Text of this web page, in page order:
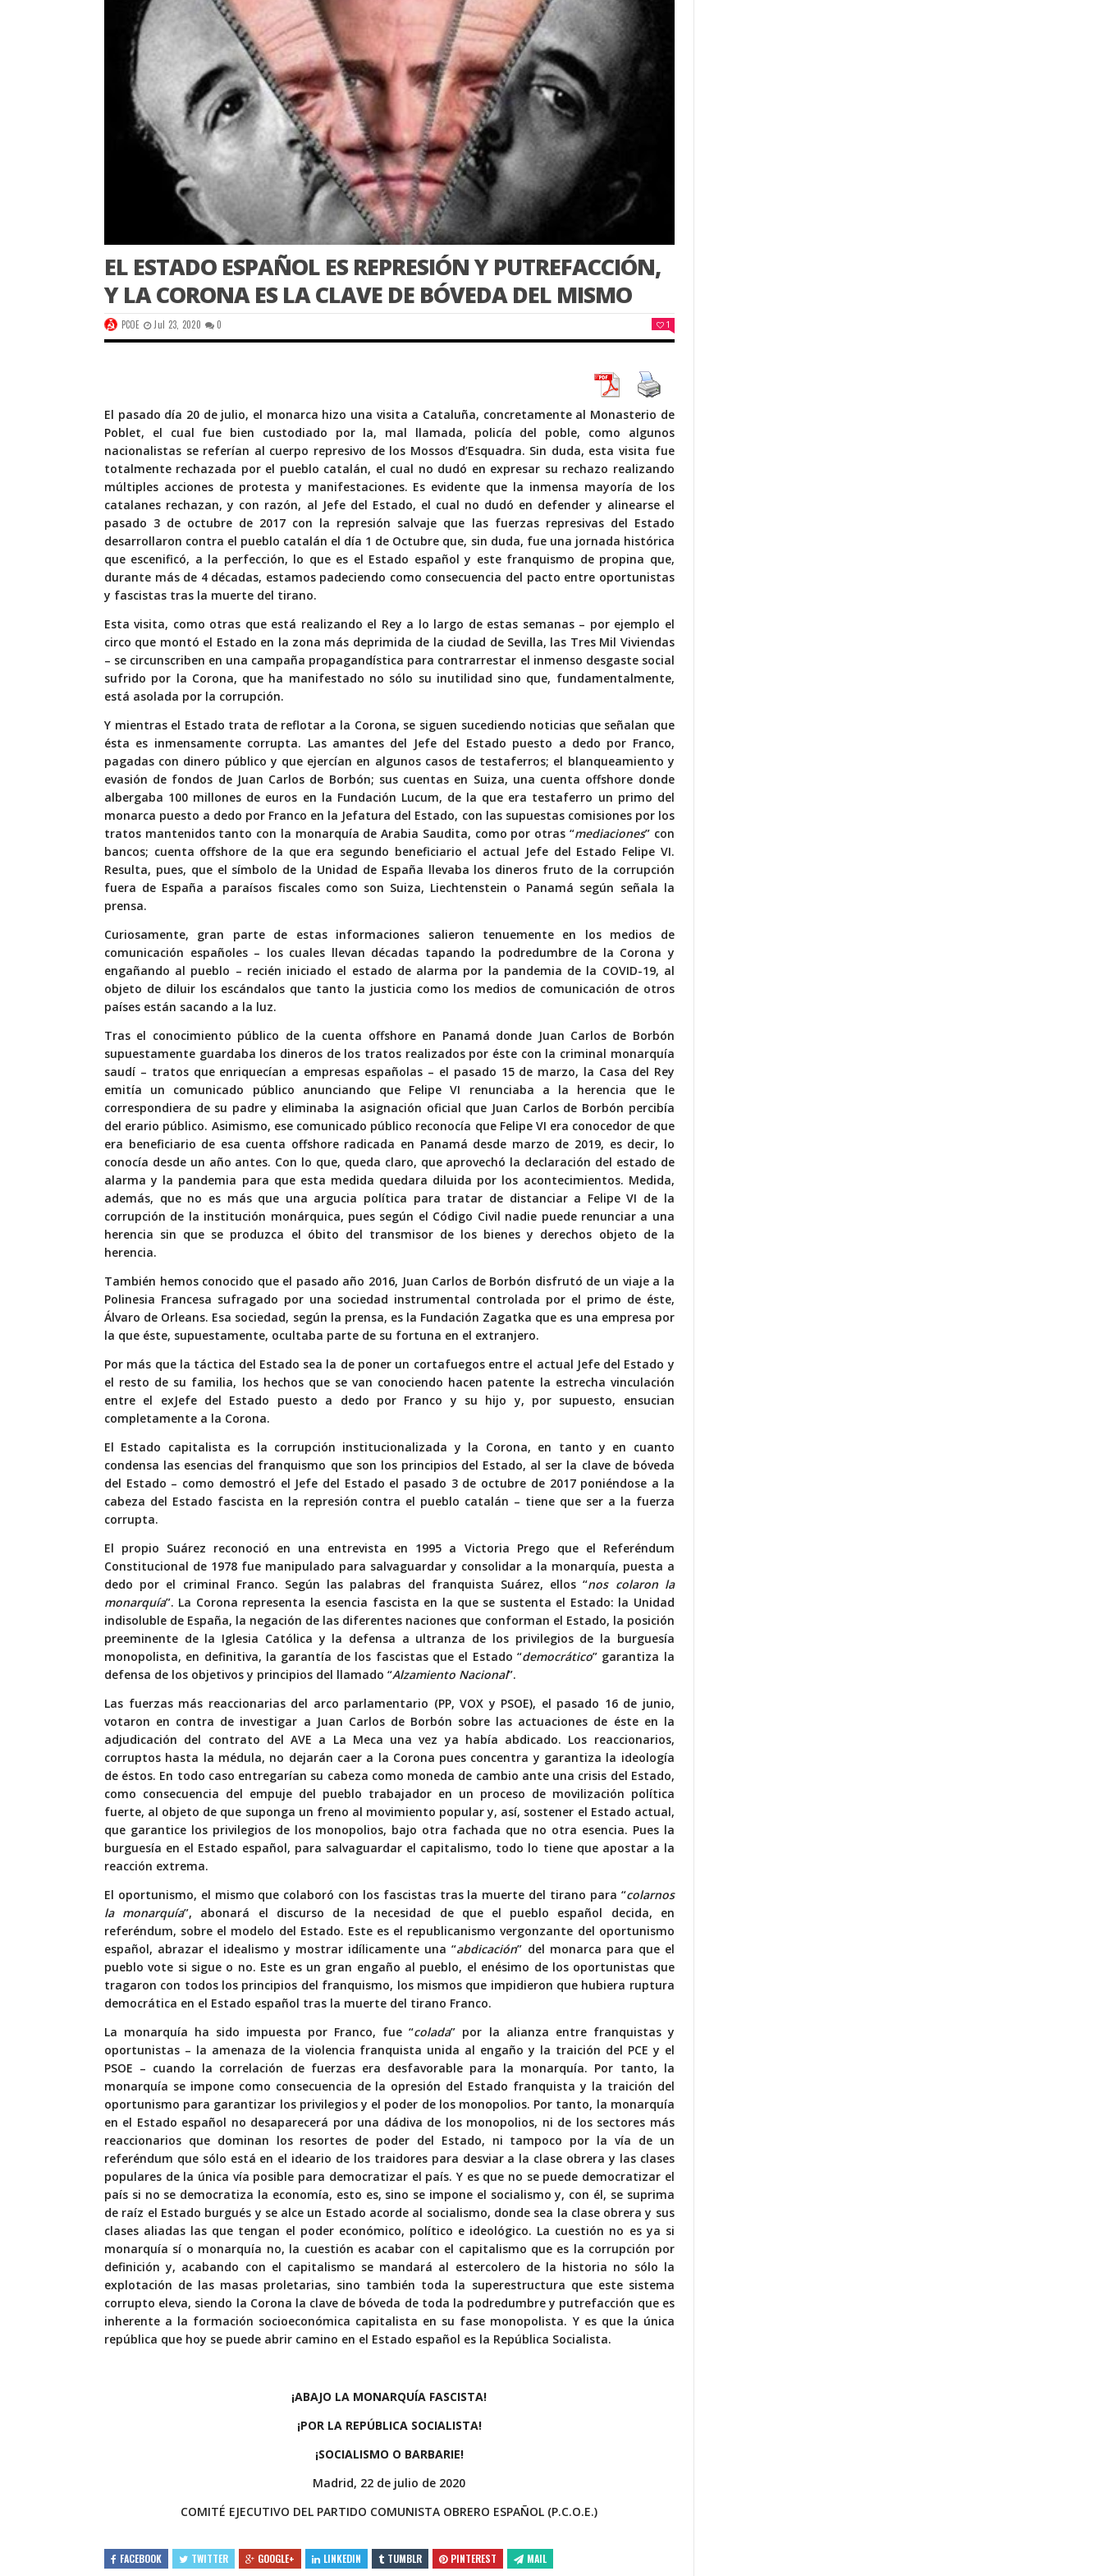
EL ESTADO ESPAÑOL ES REPRESIÓN Y PUTREFACCIÓN,
Y LA CORONA ES LA CLAVE DE BÓVEDA DEL MISMO
PCOE Jul 23, 2020 0 1
El pasado día 20 de julio, el monarca hizo una visita a Cataluña, concretamente al Monasterio de
Poblet, el cual fue bien custodiado por la, mal llamada, policía del poble, como algunos
nacionalistas se referían al cuerpo represivo de los Mossos d’Esquadra. Sin duda, esta visita fue
totalmente rechazada por el pueblo catalán, el cual no dudó en expresar su rechazo realizando
múltiples acciones de protesta y manifestaciones. Es evidente que la inmensa mayoría de los
catalanes rechazan, y con razón, al Jefe del Estado, el cual no dudó en defender y alinearse el
pasado 3 de octubre de 2017 con la represión salvaje que las fuerzas represivas del Estado
desarrollaron contra el pueblo catalán el día 1 de Octubre que, sin duda, fue una jornada histórica
que escenificó, a la perfección, lo que es el Estado español y este franquismo de propina que,
durante más de 4 décadas, estamos padeciendo como consecuencia del pacto entre oportunistas
y fascistas tras la muerte del tirano.
Esta visita, como otras que está realizando el Rey a lo largo de estas semanas – por ejemplo el
circo que montó el Estado en la zona más deprimida de la ciudad de Sevilla, las Tres Mil Viviendas
– se circunscriben en una campaña propagandística para contrarrestar el inmenso desgaste social
sufrido por la Corona, que ha manifestado no sólo su inutilidad sino que, fundamentalmente,
está asolada por la corrupción.
Y mientras el Estado trata de reflotar a la Corona, se siguen sucediendo noticias que señalan que
ésta es inmensamente corrupta. Las amantes del Jefe del Estado puesto a dedo por Franco,
pagadas con dinero público y que ejercían en algunos casos de testaferros; el blanqueamiento y
evasión de fondos de Juan Carlos de Borbón; sus cuentas en Suiza, una cuenta offshore donde
albergaba 100 millones de euros en la Fundación Lucum, de la que era testaferro un primo del
monarca puesto a dedo por Franco en la Jefatura del Estado, con las supuestas comisiones por los
tratos mantenidos tanto con la monarquía de Arabia Saudita, como por otras “mediaciones” con
bancos; cuenta offshore de la que era segundo beneficiario el actual Jefe del Estado Felipe VI.
Resulta, pues, que el símbolo de la Unidad de España llevaba los dineros fruto de la corrupción
fuera de España a paraísos fiscales como son Suiza, Liechtenstein o Panamá según señala la
prensa.
Curiosamente, gran parte de estas informaciones salieron tenuemente en los medios de
comunicación españoles – los cuales llevan décadas tapando la podredumbre de la Corona y
engañando al pueblo – recién iniciado el estado de alarma por la pandemia de la COVID-19, al
objeto de diluir los escándalos que tanto la justicia como los medios de comunicación de otros
países están sacando a la luz.
Tras el conocimiento público de la cuenta offshore en Panamá donde Juan Carlos de Borbón
supuestamente guardaba los dineros de los tratos realizados por éste con la criminal monarquía
saudí – tratos que enriquecían a empresas españolas – el pasado 15 de marzo, la Casa del Rey
emitía un comunicado público anunciando que Felipe VI renunciaba a la herencia que le
correspondiera de su padre y eliminaba la asignación oficial que Juan Carlos de Borbón percibía
del erario público. Asimismo, ese comunicado público reconocía que Felipe VI era conocedor de que
era beneficiario de esa cuenta offshore radicada en Panamá desde marzo de 2019, es decir, lo
conocía desde un año antes. Con lo que, queda claro, que aprovechó la declaración del estado de
alarma y la pandemia para que esta medida quedara diluida por los acontecimientos. Medida,
además, que no es más que una argucia política para tratar de distanciar a Felipe VI de la
corrupción de la institución monárquica, pues según el Código Civil nadie puede renunciar a una
herencia sin que se produzca el óbito del transmisor de los bienes y derechos objeto de la
herencia.
También hemos conocido que el pasado año 2016, Juan Carlos de Borbón disfrutó de un viaje a la
Polinesia Francesa sufragado por una sociedad instrumental controlada por el primo de éste,
Álvaro de Orleans. Esa sociedad, según la prensa, es la Fundación Zagatka que es una empresa por
la que éste, supuestamente, ocultaba parte de su fortuna en el extranjero.
Por más que la táctica del Estado sea la de poner un cortafuegos entre el actual Jefe del Estado y
el resto de su familia, los hechos que se van conociendo hacen patente la estrecha vinculación
entre el exJefe del Estado puesto a dedo por Franco y su hijo y, por supuesto, ensucian
completamente a la Corona.
El Estado capitalista es la corrupción institucionalizada y la Corona, en tanto y en cuanto
condensa las esencias del franquismo que son los principios del Estado, al ser la clave de bóveda
del Estado – como demostró el Jefe del Estado el pasado 3 de octubre de 2017 poniéndose a la
cabeza del Estado fascista en la represión contra el pueblo catalán – tiene que ser a la fuerza
corrupta.
El propio Suárez reconoció en una entrevista en 1995 a Victoria Prego que el Referéndum
Constitucional de 1978 fue manipulado para salvaguardar y consolidar a la monarquía, puesta a
dedo por el criminal Franco. Según las palabras del franquista Suárez, ellos “nos colaron la
monarquía”. La Corona representa la esencia fascista en la que se sustenta el Estado: la Unidad
indisoluble de España, la negación de las diferentes naciones que conforman el Estado, la posición
preeminente de la Iglesia Católica y la defensa a ultranza de los privilegios de la burguesía
monopolista, en definitiva, la garantía de los fascistas que el Estado “democrático” garantiza la
defensa de los objetivos y principios del llamado “Alzamiento Nacional”.
Las fuerzas más reaccionarias del arco parlamentario (PP, VOX y PSOE), el pasado 16 de junio,
votaron en contra de investigar a Juan Carlos de Borbón sobre las actuaciones de éste en la
adjudicación del contrato del AVE a La Meca una vez ya había abdicado. Los reaccionarios,
corruptos hasta la médula, no dejarán caer a la Corona pues concentra y garantiza la ideología
de éstos. En todo caso entregarían su cabeza como moneda de cambio ante una crisis del Estado,
como consecuencia del empuje del pueblo trabajador en un proceso de movilización política
fuerte, al objeto de que suponga un freno al movimiento popular y, así, sostener el Estado actual,
que garantice los privilegios de los monopolios, bajo otra fachada que no otra esencia. Pues la
burguesía en el Estado español, para salvaguardar el capitalismo, todo lo tiene que apostar a la
reacción extrema.
El oportunismo, el mismo que colaboró con los fascistas tras la muerte del tirano para “colarnos
la monarquía”, abonará el discurso de la necesidad de que el pueblo español decida, en
referéndum, sobre el modelo del Estado. Este es el republicanismo vergonzante del oportunismo
español, abrazar el idealismo y mostrar idílicamente una “abdicación” del monarca para que el
pueblo vote si sigue o no. Este es un gran engaño al pueblo, el enésimo de los oportunistas que
tragaron con todos los principios del franquismo, los mismos que impidieron que hubiera ruptura
democrática en el Estado español tras la muerte del tirano Franco.
La monarquía ha sido impuesta por Franco, fue “colada” por la alianza entre franquistas y
oportunistas – la amenaza de la violencia franquista unida al engaño y la traición del PCE y el
PSOE – cuando la correlación de fuerzas era desfavorable para la monarquía. Por tanto, la
monarquía se impone como consecuencia de la opresión del Estado franquista y la traición del
oportunismo para garantizar los privilegios y el poder de los monopolios. Por tanto, la monarquía
en el Estado español no desaparecerá por una dádiva de los monopolios, ni de los sectores más
reaccionarios que dominan los resortes de poder del Estado, ni tampoco por la vía de un
referéndum que sólo está en el ideario de los traidores para desviar a la clase obrera y las clases
populares de la única vía posible para democratizar el país. Y es que no se puede democratizar el
país si no se democratiza la economía, esto es, sino se impone el socialismo y, con él, se suprima
de raíz el Estado burgués y se alce un Estado acorde al socialismo, donde sea la clase obrera y sus
clases aliadas las que tengan el poder económico, político e ideológico. La cuestión no es ya si
monarquía sí o monarquía no, la cuestión es acabar con el capitalismo que es la corrupción por
definición y, acabando con el capitalismo se mandará al estercolero de la historia no sólo la
explotación de las masas proletarias, sino también toda la superestructura que este sistema
corrupto eleva, siendo la Corona la clave de bóveda de toda la podredumbre y putrefacción que es
inherente a la formación socioeconómica capitalista en su fase monopolista. Y es que la única
república que hoy se puede abrir camino en el Estado español es la República Socialista.
¡ABAJO LA MONARQUÍA FASCISTA!
¡POR LA REPÚBLICA SOCIALISTA!
¡SOCIALISMO O BARBARIE!
Madrid, 22 de julio de 2020
COMITÉ EJECUTIVO DEL PARTIDO COMUNISTA OBRERO ESPAÑOL (P.C.O.E.)
FACEBOOK TWITTER GOOGLE+ LINKEDIN TUMBLR PINTEREST MAIL